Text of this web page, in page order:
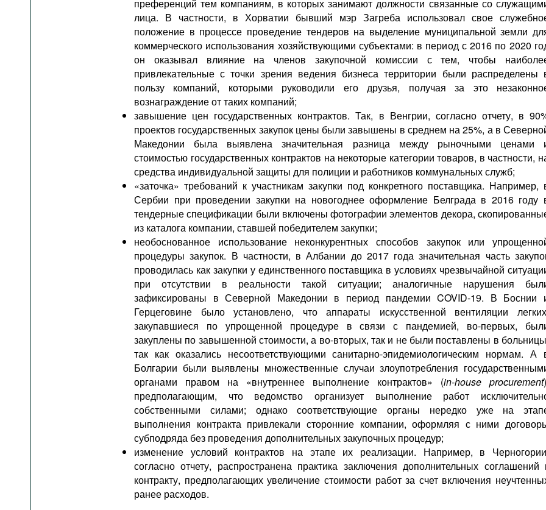
преференций тем компаниям, в которых занимают должности связанные со
лица. В частности, в Хорватии бывший мэр Загреба использовал свое
положение в процессе проведение тендеров на выделение муниципальной земли
коммерческого использования хозяйствующими субъектами: в период с 2016 по 2020
он оказывал влияние на членов закупочной комиссии с тем, чтобы
привлекательные с точки зрения ведения бизнеса территории были распределены
пользу компаний, которыми руководили его друзья, получая за это
вознаграждение от таких компаний;
завышение цен государственных контрактов. Так, в Венгрии, согласно отчету, в
проектов государственных закупок цены были завышены в среднем на 25%, а в
Македонии была выявлена значительная разница между рыночными ценами
стоимостью государственных контрактов на некоторые категории товаров, в частности,
средства индивидуальной защиты для полиции и работников коммунальных служб;
«заточка» требований к участникам закупки под конкретного поставщика. Например,
Сербии при проведении закупки на новогоднее оформление Белграда в 2016 году
тендерные спецификации были включены фотографии элементов декора,
из каталога компании, ставшей победителем закупки;
необоснованное использование неконкурентных способов закупок или
процедуры закупок. В частности, в Албании до 2017 года значительная часть
проводилась как закупки у единственного поставщика в условиях чрезвычайной
при отсутствии в реальности такой ситуации; аналогичные нарушения
зафиксированы в Северной Македонии в период пандемии COVID-19. В Боснии
Герцеговине было установлено, что аппараты искусственной вентиляции
закупавшиеся по упрощенной процедуре в связи с пандемией, во-первых,
закуплены по завышенной стоимости, а во-вторых, так и не были поставлены в
так как оказались несоответствующими санитарно-эпидемиологическим нормам. А
Болгарии были выявлены множественные случаи злоупотребления
органами правом на «внутреннее выполнение контрактов» (in-house procurement
предполагающим, что ведомство организует выполнение работ
собственными силами; однако соответствующие органы нередко уже на
выполнения контракта привлекали сторонние компании, оформляя с ними
субподряда без проведения дополнительных закупочных процедур;
изменение условий контрактов на этапе их реализации. Например, в
согласно отчету, распространена практика заключения дополнительных соглашений
контракту, предполагающих увеличение стоимости работ за счет включения
ранее расходов.